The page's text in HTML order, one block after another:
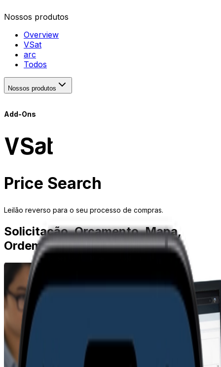
Nossos produtos
Overview
VSat
arc
Todos
Nossos produtos
Add-Ons
VSat
Price Search
Leilão reverso para o seu processo de compras.
Solicitação, Orçamento, Mapa,
Ordem. Fluxo automático.